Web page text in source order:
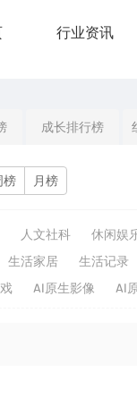
行业资讯
成长排行榜
榜 月榜
人文社科
休闲娱
生活家居
生活记录
AI原生影像 AI